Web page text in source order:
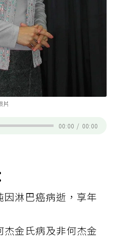
片
00:00 / 00:00
因淋巴癌病逝，享年
杰金氏病及非何杰金